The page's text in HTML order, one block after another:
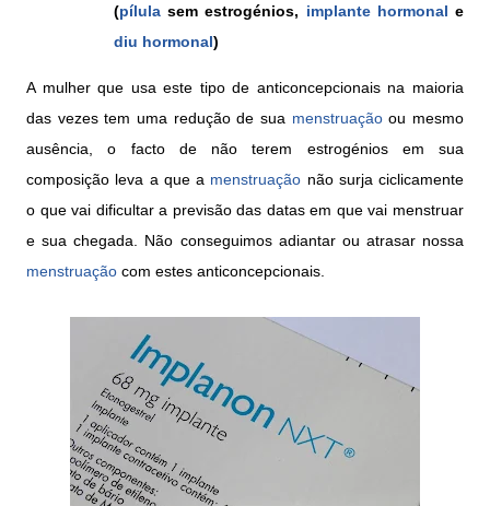
(pílula sem estrogénios, implante hormonal e
diu hormonal)
A mulher que usa este tipo de anticoncepcionais na maioria
das vezes tem uma redução de sua menstruaçãoou mesmo
ausência, o facto de não terem estrogénios em sua
composição leva a que a menstruação não surja ciclicamente
o que vai dificultar a previsão das datas em que vai menstruar
e sua chegada. Não conseguimos adiantar ou atrasar nossa
menstruação com estes anticoncepcionais.